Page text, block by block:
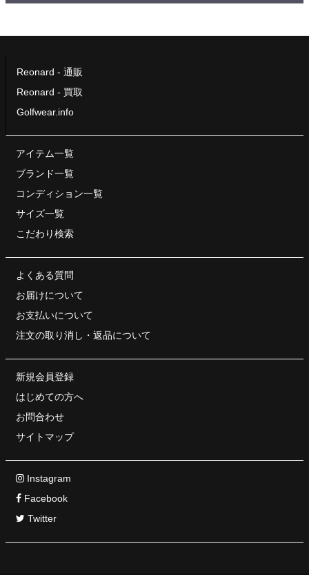
Reonard - 通販
Reonard - 買取
Golfwear.info
アイテム一覧
ブランド一覧
コンディション一覧
サイズ一覧
こだわり検索
よくある質問
お届けについて
お支払いについて
注文の取り消し・ 返品について
新規会員登録
はじめての方へ
お問合わせ
サイトマップ
Instagram
Facebook
Twitter